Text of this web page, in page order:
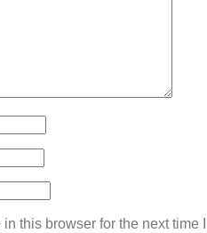
this browser for the next time